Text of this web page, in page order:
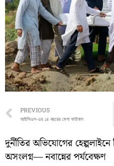
Prev
PREVIOUS
আইপিএল-এর ১৪ বছরের মেগা ফাইনাল
দুর্নীতির অভিযোগের
অসংলগ্ন— নবান্নের পর্যবেক্ষণ